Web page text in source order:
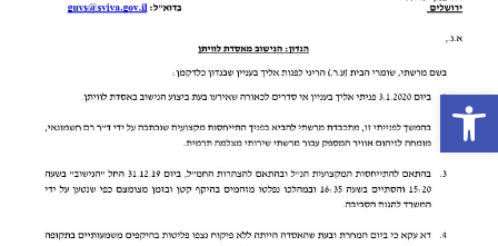
פתח סרגל נגישות